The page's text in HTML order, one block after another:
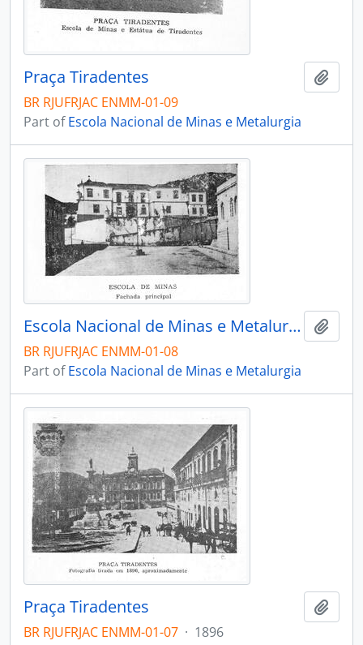
Praça Tiradentes
BR RJUFRJAC ENMM-01-09
Part ofEscola Nacional de Minas e Metalurgia
Escola Nacional de Minas e Metalurgia
BR RJUFRJAC ENMM-01-08
Part ofEscola Nacional de Minas e Metalurgia
Praça Tiradentes
BR RJUFRJAC ENMM-01-07 · 1896